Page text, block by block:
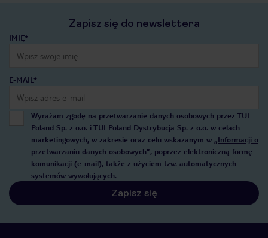
Zapisz się do newslettera
IMIĘ*
E-MAIL*
Wyrażam zgodę na przetwarzanie danych osobowych przez TUI
Poland Sp. z o.o. i TUI Poland Dystrybucja Sp. z o.o. w celach
marketingowych, w zakresie oraz celu wskazanym w „Informacji o
przetwarzaniu danych osobowych”, poprzez elektroniczną formę
komunikacji (e-mail), także z użyciem tzw. automatycznych
systemów wywołujących.
Zapisz się